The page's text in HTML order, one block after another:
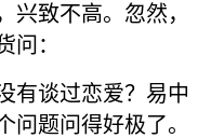
兴致不高。忽然，
问：
有谈过恋爱？易中
问题问得好极了。